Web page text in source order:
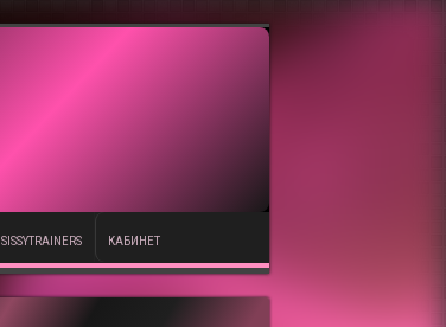
SISSYTRAINERS КАБИНЕТ